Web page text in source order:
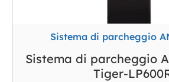
Sistema di parcheggio
Sistema di parcheggio
Tiger-